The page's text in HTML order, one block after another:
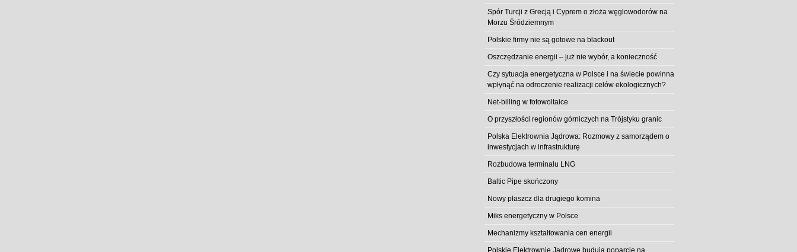
Spór Turcji z Grecją i Cyprem o złoża węglowodorów na
Morzu Śródziemnym
Polskie firmy nie są gotowe na blackout
Oszczędzanie energii – już nie wybór, a konieczność
Czy sytuacja energetyczna w Polsce i na świecie powinna
wpłynąć na odroczenie realizacji celów ekologicznych?
Net-billing w fotowoltaice
O przyszłości regionów górniczych na Trójstyku granic
Polska Elektrownia Jądrowa: Rozmowy z samorządem o
inwestycjach w infrastrukturę
Rozbudowa terminalu LNG
Baltic Pipe skończony
Nowy płaszcz dla drugiego komina
Miks energetyczny w Polsce
Mechanizmy kształtowania cen energii
Polskie Elektrownie Jądrowe budują poparcie na